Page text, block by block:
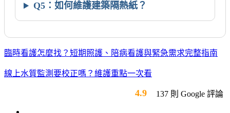
Q5：如何維護建築隔熱紙？
臨時看護怎麼找？短期照護、陪病看護與緊急需求完整指南
線上水質監測要校正嗎？維護重點一次看
4.9 137 則 Google 評論